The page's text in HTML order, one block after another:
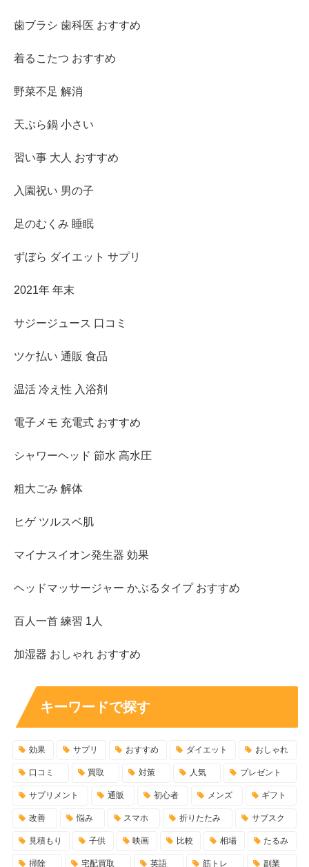
歯ブラシ 歯科医 おすすめ
着るこたつ おすすめ
野菜不足 解消
天ぷら鍋 小さい
習い事 大人 おすすめ
入園祝い 男の子
足のむくみ 睡眠
ずぼら ダイエット サプリ
2021年 年末
サジージュース 口コミ
ツケ払い 通販 食品
温活 冷え性 入浴剤
電子メモ 充電式 おすすめ
シャワーヘッド 節水 高水圧
粗大ごみ 解体
ヒゲ ツルスベ肌
マイナスイオン発生器 効果
ヘッドマッサージャー かぶるタイプ おすすめ
百人一首 練習 1人
加湿器 おしゃれ おすすめ
キーワードで探す
効果 サプリ おすすめ ダイエット おしゃれ
口コミ 買取 対策 人気 プレゼント
サプリメント 通販 初心者 メンズ ギフト
改善 悩み スマホ 折りたたみ サブスク
見積もり 子供 映画 比較 相場 たるみ
掃除 宅配買取 英語 筋トレ 副業